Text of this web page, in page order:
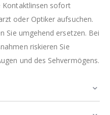
Kontaktlinsen sofort
oder Optiker aufsuchen.
Sie umgehend ersetzen. Bei
riskieren Sie
und des Sehvermögens.